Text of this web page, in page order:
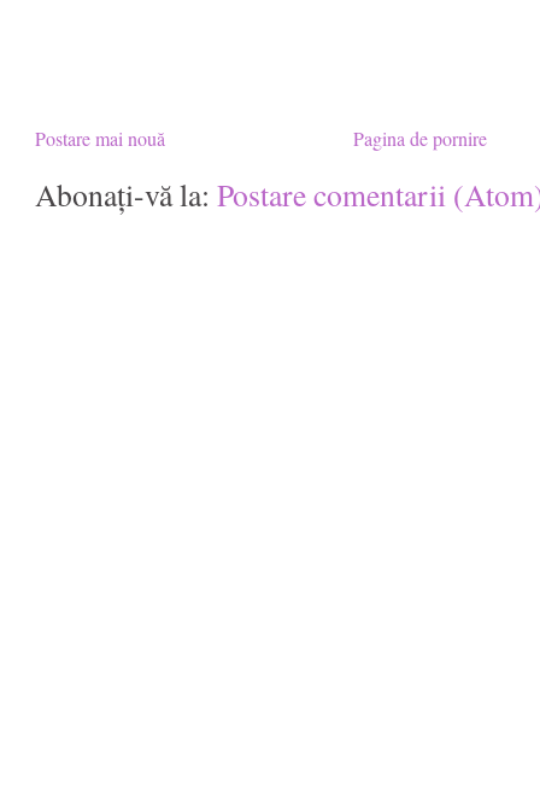
Postare mai nouă Pagina de pornire
Abonați-vă la:Postare comentarii